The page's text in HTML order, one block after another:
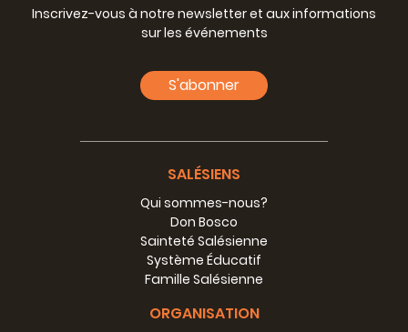
Inscrivez-vous à notre newsletter et aux informations
sur les événements
S'abonner
SALÉSIENS
Qui sommes-nous?
Don Bosco
Sainteté Salésienne
Système Éducatif
Famille Salésienne
ORGANISATION